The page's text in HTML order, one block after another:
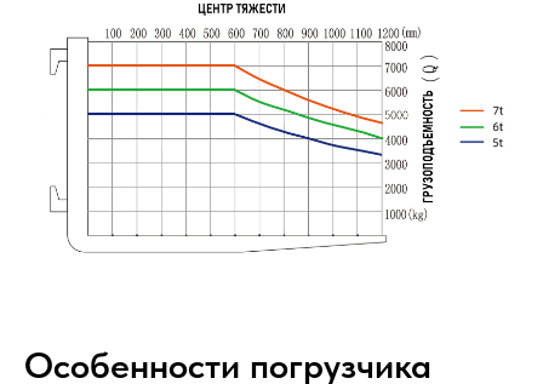
Особенности погрузчика